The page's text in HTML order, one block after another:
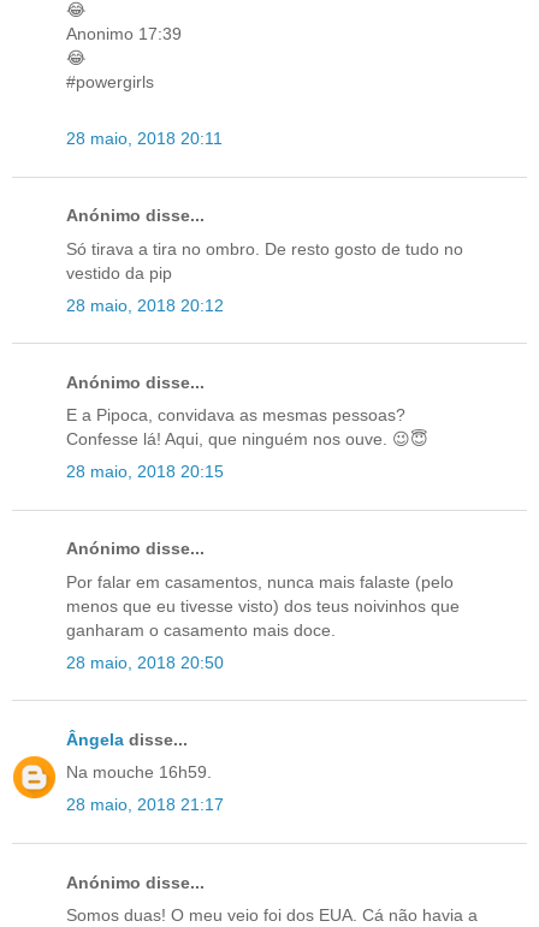
😂
Anonimo 17:39
😂
#powergirls
28 maio, 2018 20:11
Anónimo disse...
Só tirava a tira no ombro. De resto gosto de tudo no
vestido da pip
28 maio, 2018 20:12
Anónimo disse...
E a Pipoca, convidava as mesmas pessoas?
Confesse lá! Aqui, que ninguém nos ouve. 😉😇
28 maio, 2018 20:15
Anónimo disse...
Por falar em casamentos, nunca mais falaste (pelo
menos que eu tivesse visto) dos teus noivinhos que
ganharam o casamento mais doce.
28 maio, 2018 20:50
Ângela disse...
Na mouche 16h59.
28 maio, 2018 21:17
Anónimo disse...
Somos duas! O meu veio foi dos EUA. Cá não havia a